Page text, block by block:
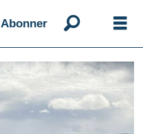
Abonner